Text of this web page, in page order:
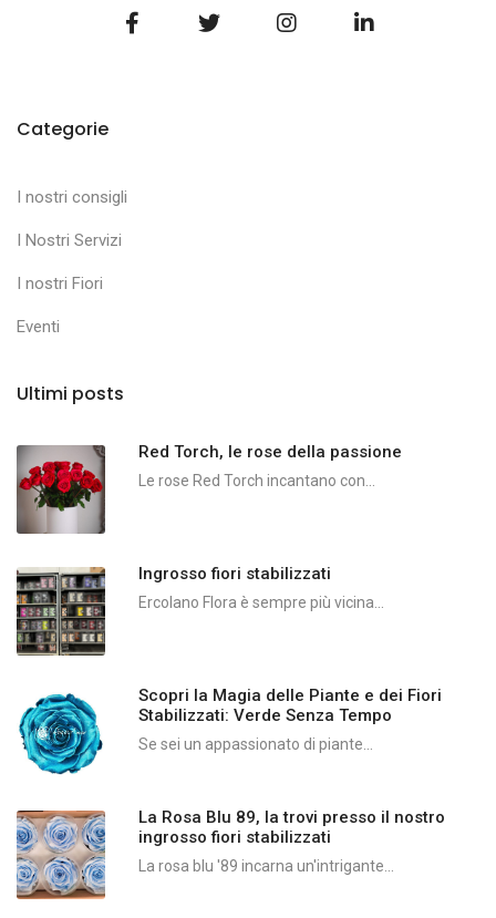
Categorie
I nostri consigli
I Nostri Servizi
I nostri Fiori
Eventi
Ultimi posts
Red Torch, le rose della passione
Le rose Red Torch incantano con...
Ingrosso fiori stabilizzati
Ercolano Flora è sempre più vicina...
Scopri la Magia delle Piante e dei Fiori
Stabilizzati: Verde Senza Tempo
Se sei un appassionato di piante...
La Rosa Blu 89, la trovi presso il nostro
ingrosso fiori stabilizzati
La rosa blu '89 incarna un'intrigante...